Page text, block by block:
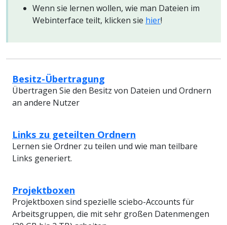
Wenn sie lernen wollen, wie man Dateien im
Webinterface teilt, klicken sie hier!
Besitz-Übertragung
Übertragen Sie den Besitz von Dateien und Ordnern
an andere Nutzer
Links zu geteilten Ordnern
Lernen sie Ordner zu teilen und wie man teilbare
Links generiert.
Projektboxen
Projektboxen sind spezielle sciebo-Accounts für
Arbeitsgruppen, die mit sehr großen Datenmengen